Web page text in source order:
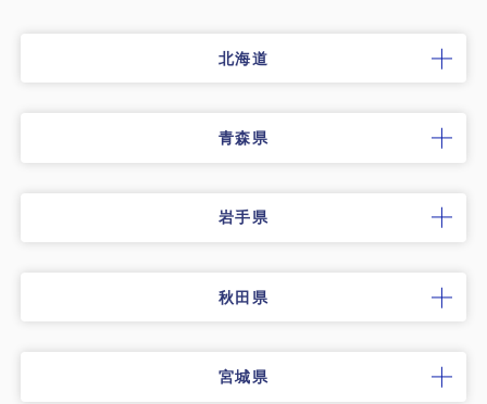
北海道
青森県
岩手県
秋田県
宮城県